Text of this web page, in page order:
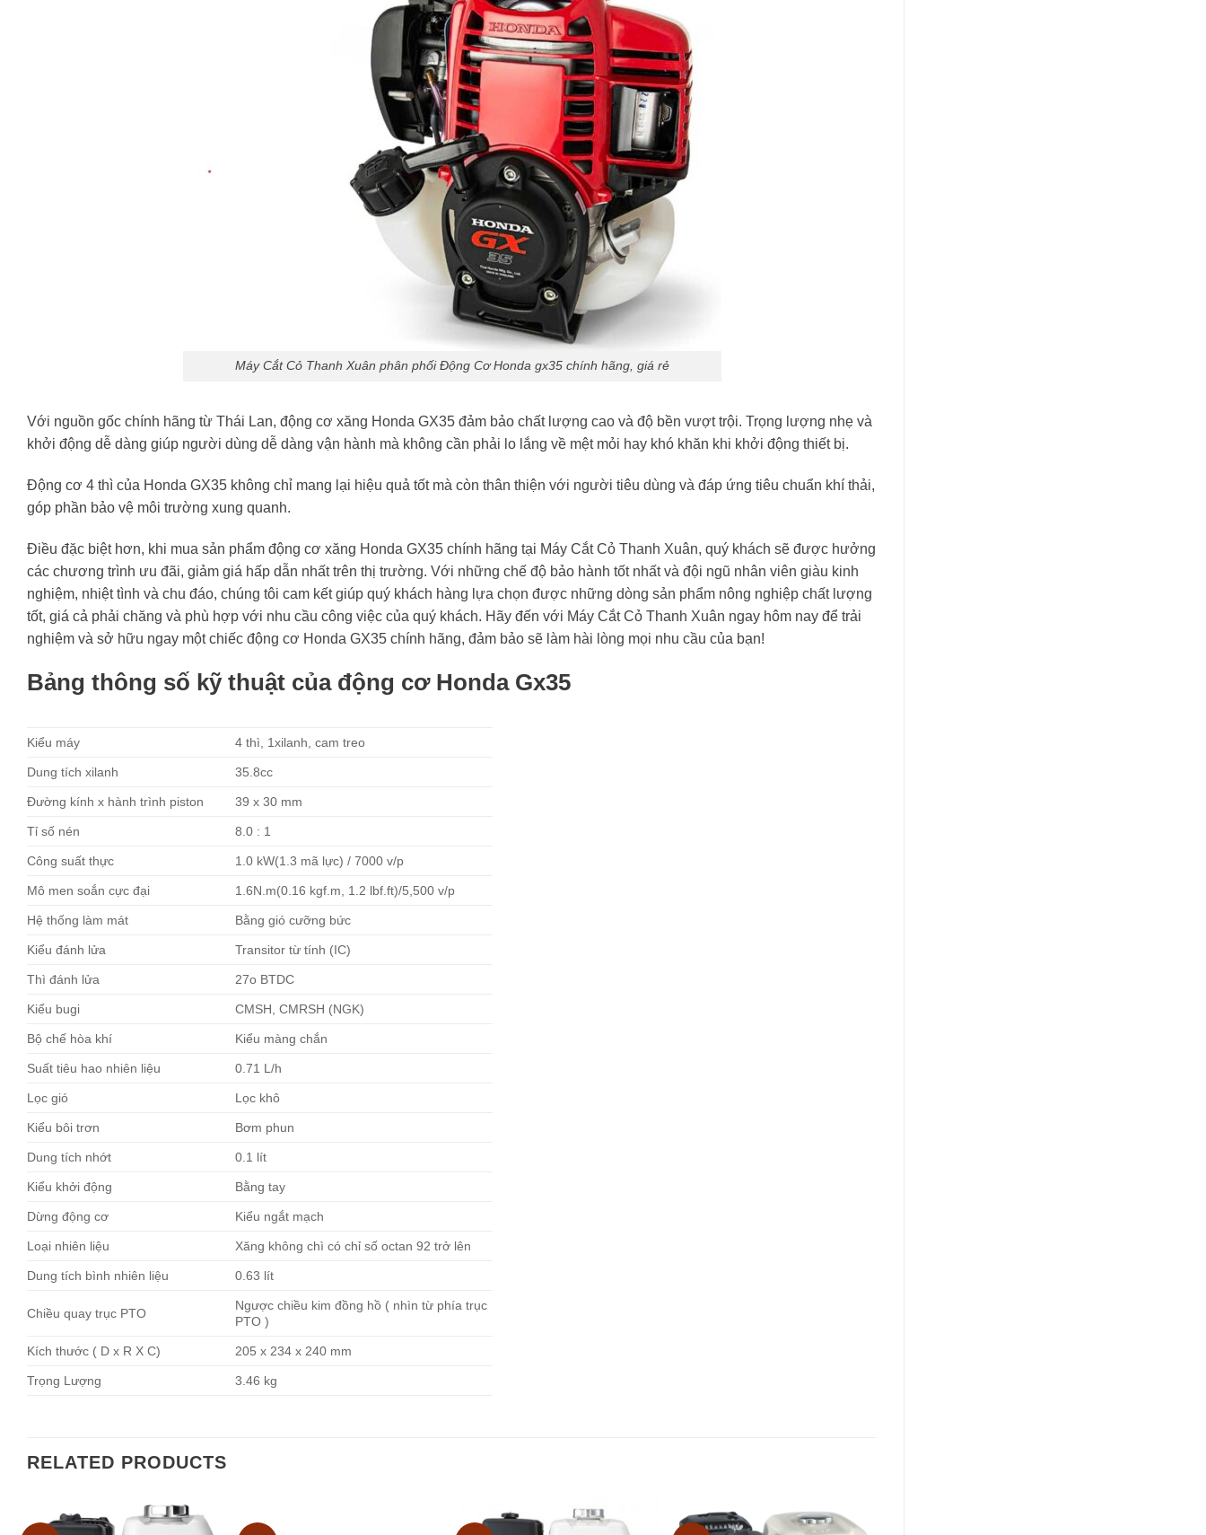
Máy Cắt Cỏ Thanh Xuân phân phối Động Cơ Honda gx35 chính hãng, giá rẻ
Với nguồn gốc chính hãng từ Thái Lan, động cơ xăng Honda GX35 đảm bảo chất lượng cao và độ bền vượt trội. Trọng lượng nhẹ và
khởi động dễ dàng giúp người dùng dễ dàng vận hành mà không cần phải lo lắng về mệt mỏi hay khó khăn khi khởi động thiết bị.
Động cơ 4 thì của Honda GX35 không chỉ mang lại hiệu quả tốt mà còn thân thiện với người tiêu dùng và đáp ứng tiêu chuẩn khí thải,
góp phần bảo vệ môi trường xung quanh.
Điều đặc biệt hơn, khi mua sản phẩm động cơ xăng Honda GX35 chính hãng tại Máy Cắt Cỏ Thanh Xuân, quý khách sẽ được hưởng
các chương trình ưu đãi, giảm giá hấp dẫn nhất trên thị trường. Với những chế độ bảo hành tốt nhất và đội ngũ nhân viên giàu kinh
nghiệm, nhiệt tình và chu đáo, chúng tôi cam kết giúp quý khách hàng lựa chọn được những dòng sản phẩm nông nghiệp chất lượng
tốt, giá cả phải chăng và phù hợp với nhu cầu công việc của quý khách. Hãy đến với Máy Cắt Cỏ Thanh Xuân ngay hôm nay để trải
nghiệm và sở hữu ngay một chiếc động cơ Honda GX35 chính hãng, đảm bảo sẽ làm hài lòng mọi nhu cầu của bạn!
Bảng thông số kỹ thuật của động cơ Honda Gx35
Kiểu máy 4 thì, 1xilanh, cam treo
Dung tích xilanh 35.8cc
Đường kính x hành trình piston 39 x 30 mm
Tỉ số nén 8.0 : 1
Công suất thực 1.0 kW(1.3 mã lực) / 7000 v/p
Mô men soắn cực đại 1.6N.m(0.16 kgf.m, 1.2 lbf.ft)/5,500 v/p
Hệ thống làm mát Bằng gió cưỡng bức
Kiểu đánh lửa Transitor từ tính (IC)
Thì đánh lửa 27o BTDC
Kiểu bugi CMSH, CMRSH (NGK)
Bộ chế hòa khí Kiểu màng chắn
Suất tiêu hao nhiên liệu 0.71 L/h
Lọc gió Lọc khô
Kiểu bôi trơn Bơm phun
Dung tích nhớt 0.1 lít
Kiểu khởi động Bằng tay
Dừng động cơ Kiểu ngắt mạch
Loại nhiên liệu Xăng không chì có chỉ số octan 92 trở lên
Dung tích bình nhiên liệu 0.63 lít
Chiều quay trục PTO
Ngược chiều kim đồng hồ ( nhìn từ phía trục
PTO )
Kích thước ( D x R X C) 205 x 234 x 240 mm
Trọng Lượng 3.46 kg
RELATED PRODUCTS